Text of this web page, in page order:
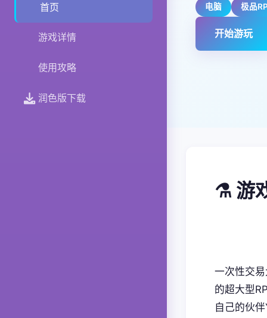
首页
游戏详情
使用攻略
润色版下载
电脑 极品
开始游玩
⚗️ 游
一次性交
的超大型
自己的伙